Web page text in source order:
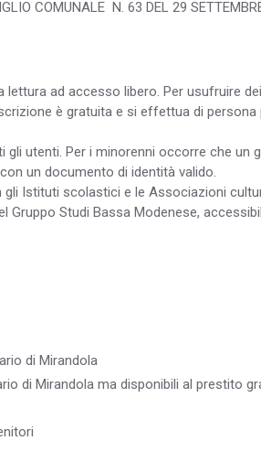
COMUNALE N. 63 DEL 29
lettura ad accesso libero. Per usufruire
è gratuita e si effettua di
utenti. Per i minorenni occorre che un
un documento di identità valido.
Istituti scolastici e le Associazioni
Gruppo Studi Bassa Modenese,
di Mirandola
di Mirandola ma disponibili al prestito